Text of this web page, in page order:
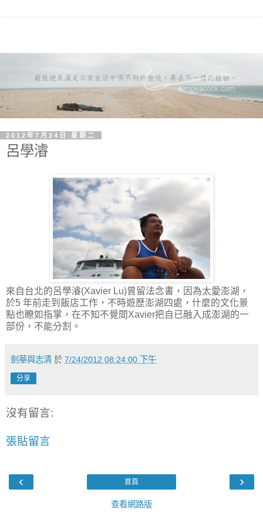
2012年7月24日 星期二
呂學濬
來自台北的呂學濬(Xavier Lu)曾留法念書，因為太愛澎湖，
於5 年前走到飯店工作，不時遊歷澎湖四處，什麼的文化景
點也瞭如指掌，在不知不覺間Xavier把自已融入成澎湖的一
部份，不能分割。
劍華與志清 於 7/24/2012 08:24:00 下午
分享
沒有留言:
張貼留言
‹ ›
首頁
查看網路版